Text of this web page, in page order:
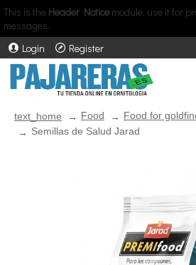
This is the Header Notice module, use it for
messages.
Login
Register
text_home Food
Food for
Semillas de Salud Jarad